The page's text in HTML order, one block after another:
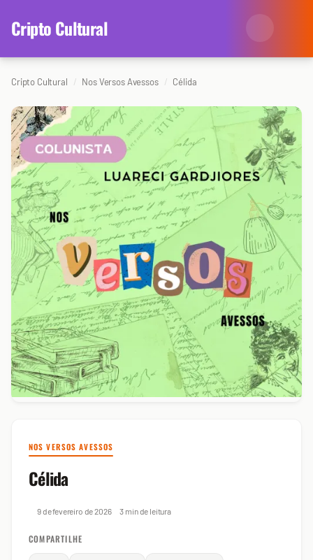
content
Cripto Cultural
Categorias
Agenda
Arte
Cinema
Literatura
Música
Eventos
Colunistas
Redes Antissociais
Sobre Nós
Arquivo
Cripto Cultural Nos Versos Avessos Célida
NOS VERSOS AVESSOS
Célida
9 de fevereiro de 2026 3 min de leitura
COMPARTILHE